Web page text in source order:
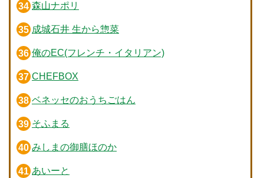
森山ナポリ
成城石井 生から惣菜
俺のEC(フレンチ・イタリアン)
CHEFBOX
ベネッセのおうちごはん
そふまる
みしまの御膳ほのか
あいーと